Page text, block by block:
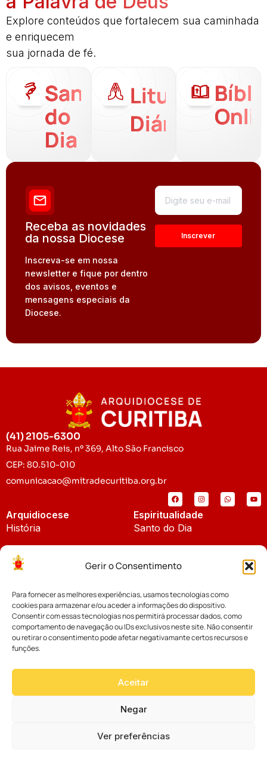
Gerir o Consentimento
Para fornecer as melhores experiências, usamos tecnologias como
cookies para armazenar e/ou aceder a informações do dispositivo.
Consentir com essas tecnologias nos permitirá processar dados, como
comportamento de navegação ou IDs exclusivos neste site. Não consentir
ou retirar o consentimento pode afetar negativamante certos recursos e
funções.
Aceitar
Negar
Ver preferências
Explore conteúdos que fortalecem sua caminhada
e enriquecem
sua jornada de fé.
Santo
do
Dia
Liturgia
Diária
Receba as novidades
da nossa Diocese
Inscreva-se em nossa
newsletter e fique por dentro
dos avisos, eventos e
mensagens especiais da
Diocese.
(41) 2105-6300
Rua Jaime Reis, nº 369, Alto São Francisco
CEP: 80.510-010
comunicacao@mitradecuritiba.org.br
Arquidiocese
História
Padroeira
Espiritualidade
Santo do Dia
Notícias
Notícias da Arquidiocese
Notícias Cáritas
Palavra dos Bispos
Cúria Diocesana
Fundo Diocesano
Vicariatos da Educação
Eventos